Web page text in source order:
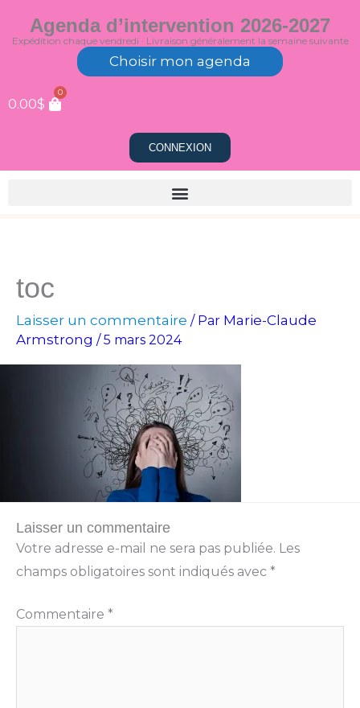
au
Agenda d’intervention 2026-2027
Expédition chaque vendredi · Livraison généralement la semaine suivante
Choisir mon agenda
0.00$
0
CONNEXION
toc
Laisser un commentaire / Par Marie-Claude
Armstrong /5 mars 2024
Laisser un commentaire
Votre adresse e-mail ne sera pas publiée. Les
champs obligatoires sont indiqués avec *
Commentaire *